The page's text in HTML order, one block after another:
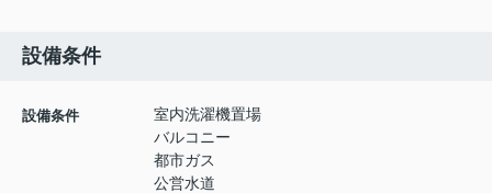
設備条件
設備条件
室内洗濯機置場
バルコニー
都市ガス
公営水道